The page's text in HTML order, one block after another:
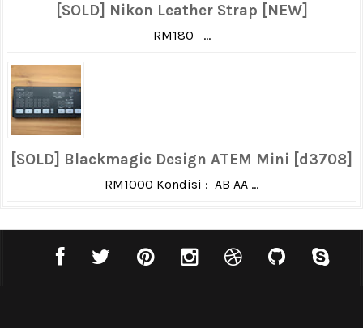
[SOLD] Nikon Leather Strap [NEW]
RM180 ...
[SOLD] Blackmagic Design ATEM Mini [d3708]
RM1000 Kondisi : AB AA ...